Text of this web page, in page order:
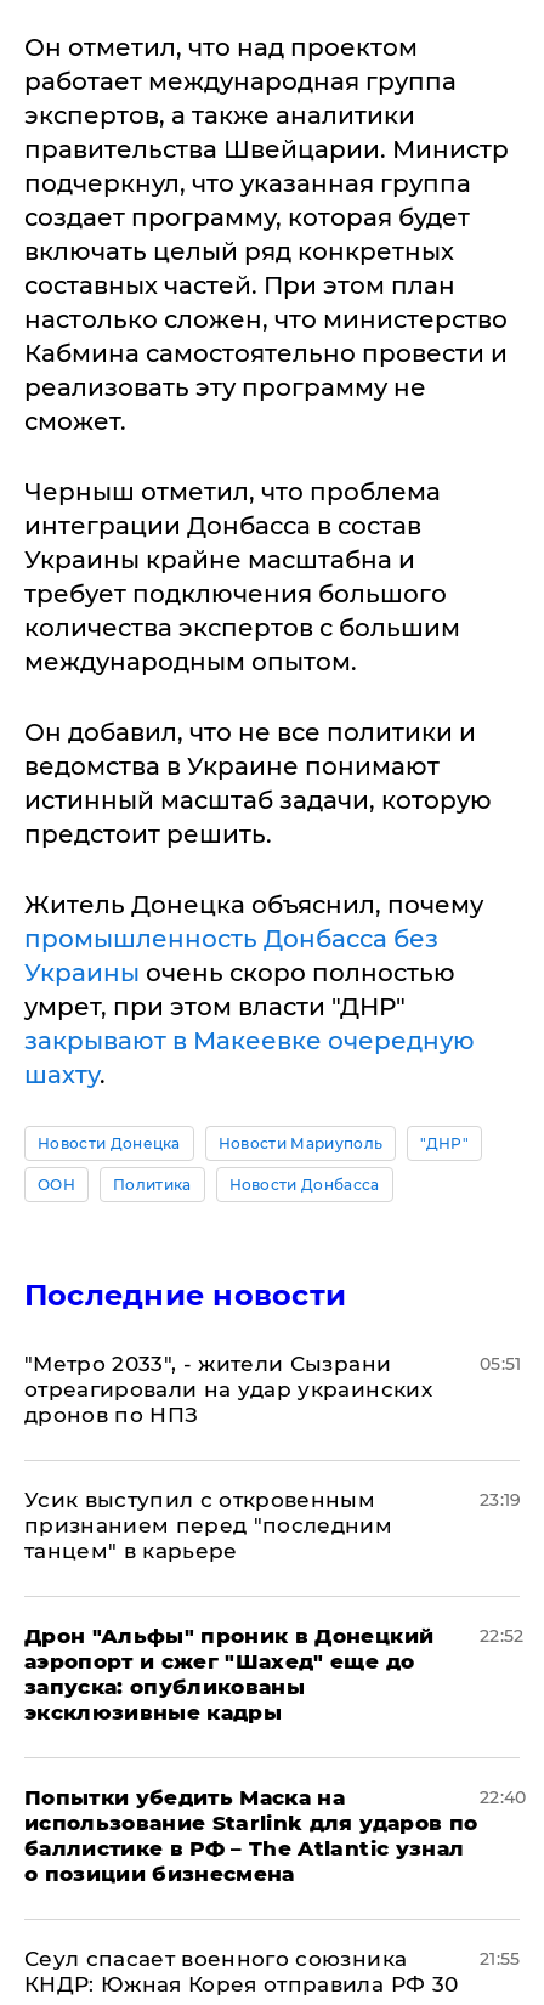
Он отметил, что над проектом
работает международная группа
экспертов, а также аналитики
правительства Швейцарии. Министр
подчеркнул, что указанная группа
создает программу, которая будет
включать целый ряд конкретных
составных частей. При этом план
настолько сложен, что министерство
Кабмина самостоятельно провести и
реализовать эту программу не
сможет.
Черныш отметил, что проблема
интеграции Донбасса в состав
Украины крайне масштабна и
требует подключения большого
количества экспертов с большим
международным опытом.
Он добавил, что не все политики и
ведомства в Украине понимают
истинный масштаб задачи, которую
предстоит решить.
Житель Донецка объяснил, почему
промышленность Донбасса без
Украины очень скоро полностью
умрет, при этом власти "ДНР"
закрывают в Макеевке очередную
шахту.
Новости Донецка Новости Мариуполь "ДНР"
ООН Политика Новости Донбасса
Последние новости
"Метро 2033", - жители Сызрани
отреагировали на удар украинских
дронов по НПЗ
05:51
Усик выступил с откровенным
признанием перед "последним
танцем" в карьере
23:19
Дрон "Альфы" проник в Донецкий
аэропорт и сжег "Шахед" еще до
запуска: опубликованы
эксклюзивные кадры
22:52
Попытки убедить Маска на
использование Starlink для ударов по
баллистике в РФ – The Atlantic узнал
о позиции бизнесмена
22:40
​Сеул спасает военного союзника
КНДР: Южная Корея отправила РФ 30
21:55